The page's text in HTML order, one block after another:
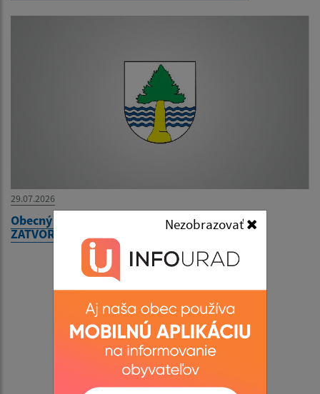
29.07.2026
Obecný úrad bude v utorok 04. augusta 2026
ZATVORENÝ
Nezobrazovať